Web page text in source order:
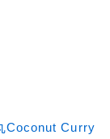
Coconut Curry